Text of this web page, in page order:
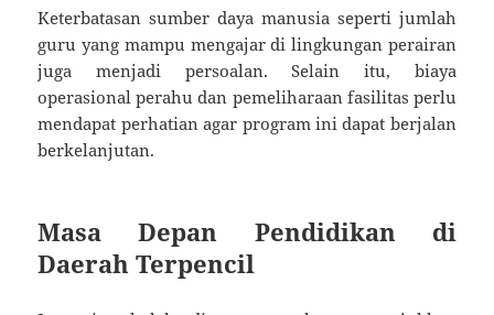
Keterbatasan sumber daya manusia seperti jumlah
guru yang mampu mengajar di lingkungan perairan
juga menjadi persoalan. Selain itu, biaya
operasional perahu dan pemeliharaan fasilitas perlu
mendapat perhatian agar program ini dapat berjalan
berkelanjutan.
Masa Depan Pendidikan di
Daerah Terpencil